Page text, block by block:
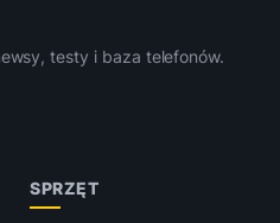
testy i baza telefonów.
SPRZĘT